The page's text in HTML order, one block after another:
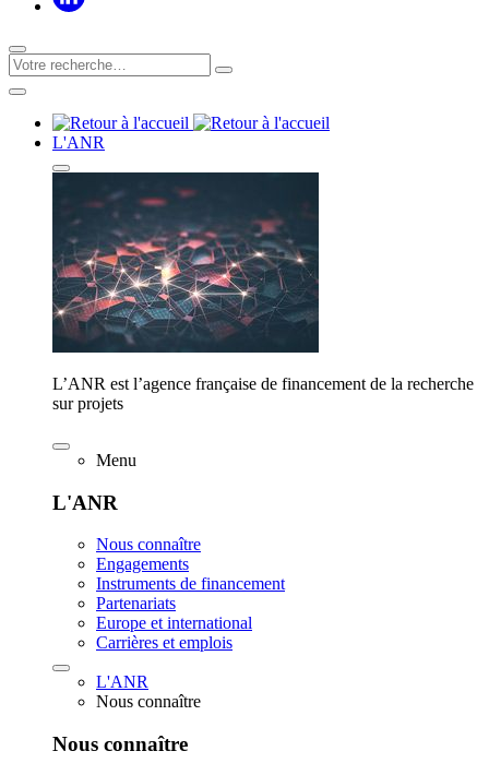
L'ANR
L’ANR est l’agence française de financement de la recherche
sur projets
Menu
L'ANR
Nous connaître
Engagements
Instruments de financement
Partenariats
Europe et international
Carrières et emplois
L'ANR
Nous connaître
Nous connaître